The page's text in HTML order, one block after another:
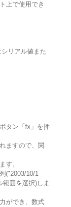
上で使用でき
リアル値また
タン「fx」を押
ますので、関
す。
("2003/10/1
囲を選択)しま
ができ、数式